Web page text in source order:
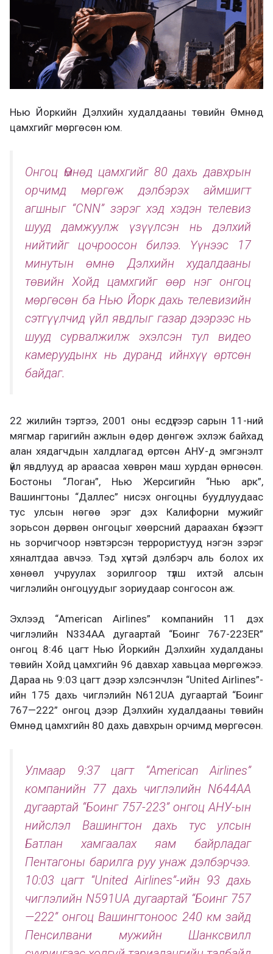
Нью Йоркийн Дэлхийн худалдааны төвийн Өмнөд
цамхгийг мөргөсөн юм.
Онгоц Өмнөд цамхгийг 80 дахь давхрын
орчимд мөргөж дэлбэрэх аймшигт
агшныг “CNN” зэрэг хэд хэдэн телевиз
шууд дамжуулж үзүүлсэн нь дэлхий
нийтийг цочроосон билээ. Үүнээс 17
минутын өмнө Дэлхийн худалдааны
төвийн Хойд цамхгийг өөр нэг онгоц
мөргөсөн ба Нью Йорк дахь телевизийн
сэтгүүлчид үйл явдлыг газар дээрээс нь
шууд сурвалжилж эхэлсэн тул видео
камеруудынх нь дуранд ийнхүү өртсөн
байдаг.
22 жилийн тэртээ, 2001 оны есдүгээр сарын 11-ний
мягмар гаригийн ажлын өдөр дөнгөж эхлэж байхад
алан хядагчдын халдлагад өртсөн АНУ-д эмгэнэлт
үйл явдлууд ар араасаа хөврөн маш хурдан өрнөсөн.
Бостоны “Логан”, Нью Жерсигийн “Нью арк”,
Вашингтоны “Даллес” нисэх онгоцны буудлуудаас
тус улсын нөгөө эрэг дэх Калифорни мужийг
зорьсон дөрвөн онгоцыг хөөрсний дараахан бүхээгт
нь зорчигчоор нэвтэрсэн террористууд нэгэн зэрэг
хяналтдаа авчээ. Тэд хүчтэй дэлбэрч аль болох их
хөнөөл учруулах зорилгоор түлш ихтэй алсын
чиглэлийн онгоцуудыг зориудаар сонгосон аж.
Эхлээд “American Airlines” компанийн 11 дэх
чиглэлийн N334AA дугаартай “Боинг 767-223ER”
онгоц 8:46 цагт Нью Йоркийн Дэлхийн худалданы
төвийн Хойд цамхгийн 96 давхар хавьцаа мөргөжээ.
Дараа нь 9:03 цагт дээр хэлсэнчлэн “United Airlines”-
ийн 175 дахь чиглэлийн N612UA дугаартай “Боинг
767—222” онгоц дээр Дэлхийн худалдааны төвийн
Өмнөд цамхгийн 80 дахь давхрын орчимд мөргөсөн.
Улмаар 9:37 цагт “American Airlines”
компанийн 77 дахь чиглэлийн N644AA
дугаартай “Боинг 757-223” онгоц АНУ-ын
нийслэл Вашингтон дахь тус улсын
Батлан хамгаалах яам байрладаг
Пентагоны барилга руу унаж дэлбэрчээ.
10:03 цагт “United Airlines”-ийн 93 дахь
чиглэлийн N591UA дугаартай “Боинг 757
—222” онгоц Вашингтоноос 240 км зайд
Пенсилвани мужийн Шанксвилл